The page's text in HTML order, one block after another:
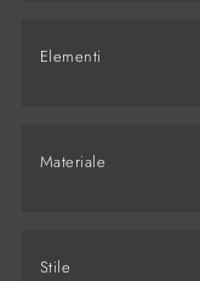
Elementi
Materiale
Stile